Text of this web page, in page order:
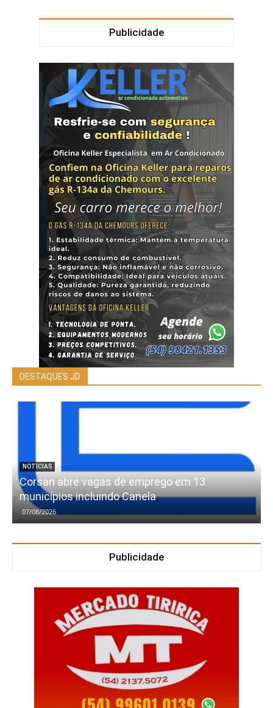
Publicidade
DESTAQUES JD
NOTÍCIAS
Corsan abre vagas de emprego em 13
municípios incluindo Canela
07/08/2026
Publicidade